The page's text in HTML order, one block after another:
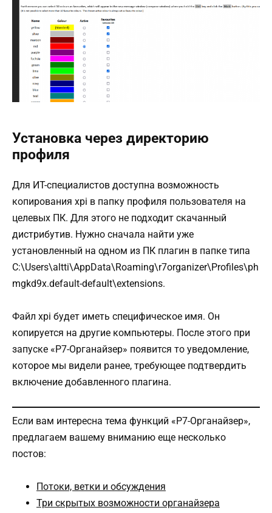
Установка через директорию
профиля
Для ИТ-специалистов доступна возможность
копирования xpi в папку профиля пользователя на
целевых ПК. Для этого не подходит скачанный
дистрибутив. Нужно сначала найти уже
установленный на одном из ПК плагин в папке типа
C:\Users\altti\AppData\Roaming\r7organizer\Profiles\ph
mgkd9x.default-default\extensions.
Файл xpi будет иметь специфическое имя. Он
копируется на другие компьютеры. После этого при
запуске «Р7-Органайзер» появится то уведомление,
которое мы видели ранее, требующее подтвердить
включение добавленного плагина.
Если вам интересна тема функций «Р7-Органайзер»,
предлагаем вашему вниманию еще несколько
постов:
Потоки, ветки и обсуждения
Три скрытых возможности органайзера